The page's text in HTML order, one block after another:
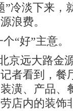
”冷淡下来，
浪费。
“好”主意。
京远大路金
者看到，餐
潢、产品、
劳店内的装